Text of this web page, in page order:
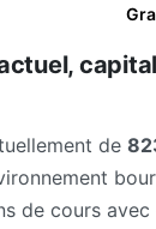
de
de cours